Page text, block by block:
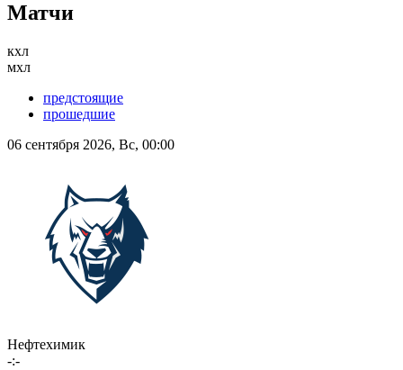
Матчи
кхл
мхл
предстоящие
прошедшие
06 сентября 2026, Вс, 00:00
Нефтехимик
-:-